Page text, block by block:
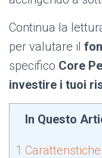
Continua la
per valutare il
specifico Core
investire i tuoi
In Questo
1